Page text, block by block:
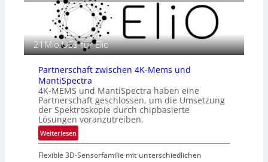
r
a
f
i
e
n
L
u
f
t
-
u
i
n
E
M
E
-
R
e
g
i
o
n
21Mio.US$ für Elio
Partnerschaft zwischen 4K-Mems und
MantiSpectra
4K-MEMS und MantiSpectra haben eine
Partnerschaft geschlossen, um die Umsetzung
der Spektroskopie durch chipbasierte
Lösungen voranzutreiben.
Weiterlesen:
P
a
Flexible 3D-Sensorfamilie mit unterschiedlichen